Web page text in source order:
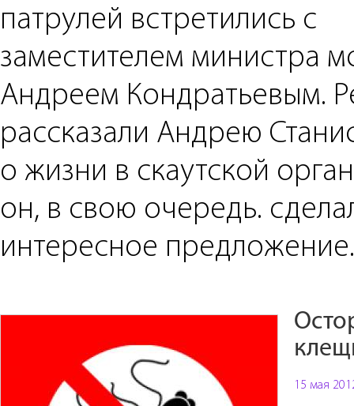
патрулей встретились с
заместителем министра
Андреем Кондратьевым.
рассказали Андрею
о жизни в скаутской
он, в свою очередь.
интересное предложение.
15 мая